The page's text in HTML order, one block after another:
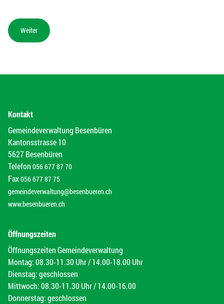
Kontakt
Gemeindeverwaltung Besenbüren
Kantonsstrasse 10
5627 Besenbüren
Telefon 056 677 87 70
Fax056 677 87 75
gemeindeverwaltung@besenbueren.ch
www.besenbueren.ch
Öffnungszeiten
Öffnungszeiten Gemeindeverwaltung
Montag: 08.30-11.30 Uhr / 14.00-18.00 Uhr
Dienstag: geschlossen
Mittwoch: 08.30-11.30 Uhr / 14.00-16.00
Donnerstag: geschlossen